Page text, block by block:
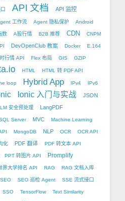
API 文档 API 监控
工作流 Agent 隐私保护 Android
数 A股行情 B2B 推荐 CDN CNPM
DevOpenClub 教案 Docker E.164
行情 API Flex 布局 GIS GZIP
HTML HTML 转 PDF API
loop Hybrid App IPv4 IPv6
Ionic 入门与实战 JSON
安全预处理 LangPDF
Server MVC Machine Learning
MongoDB NLP OCR OCR API
化 PDF 翻译 PDF 转文本 API
PPT 转图片 API
Promplify
界大学排名 API RAG RAG 文档入库
SEO SEO 巡检 Agent SSE 流式接口
SSO TensorFlow Text Similarity